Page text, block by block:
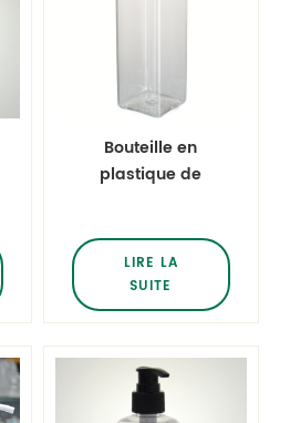
Bouteille en
plastique de
pour animaux de
compagnie de 260
ml
LIRE LA
SUITE